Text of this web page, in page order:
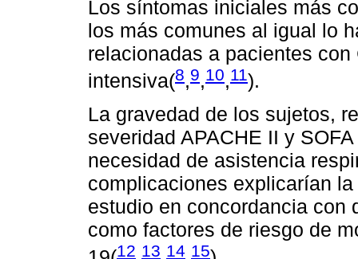
Los síntomas iniciales más
los más comunes al igual lo
relacionadas a pacientes
intensiva(8,9,10,11).
La gravedad de los sujetos,
severidad APACHE II y
necesidad de asistencia
complicaciones explicarían
estudio en concordancia con
como factores de riesgo de
12 13 14 15